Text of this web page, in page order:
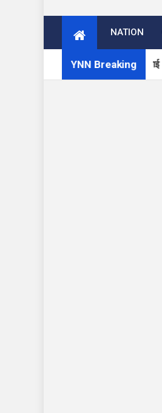
NATION
YNN Breaking
में 27 अगस्त को मनेगा नुआखाई